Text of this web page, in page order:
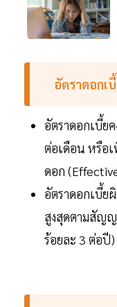
อัตราดอกเ
อัตราดอกเบี้ย
ต่อเดือน หรือ
ดอก
อัตราดอกเบี้ย
สูงสุดตามสัญญ
ร้อยละ 3 ต่อปี